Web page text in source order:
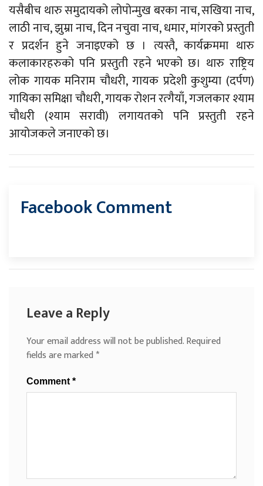
यसैबीच थारु समुदायको लोपोन्मुख बरका नाच, सखिया नाच,
लाठी नाच, झुम्रा नाच, दिन नचुवा नाच, धमार, मांगरको प्रस्तुती
र प्रदर्शन हुने जनाइएको छ । त्यस्तै, कार्यक्रममा थारु
कलाकारहरुको पनि प्रस्तुती रहने भएको छ। थारु राष्ट्रिय
लोक गायक मनिराम चौधरी, गायक प्रदेशी कुशुम्या (दर्पण)
गायिका समिक्षा चौधरी, गायक रोशन रत्गैयाँ, गजलकार श्याम
चौधरी (श्याम सरावी) लगायतको पनि प्रस्तुती रहने
आयोजकले जनाएको छ।
Facebook Comment
Leave a Reply
Your email address will not be published.Required
fields are marked*
Comment *